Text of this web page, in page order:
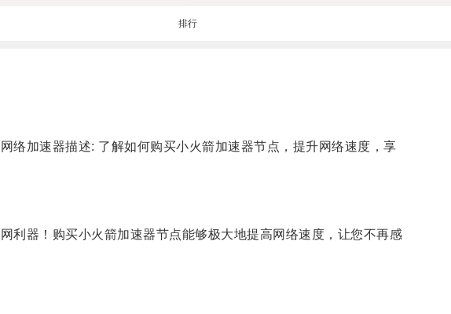
排行
加速器描述: 了解如何购买小火箭加速器节点，提升网络速度，享
器！购买小火箭加速器节点能够极大地提高网络速度，让您不再感